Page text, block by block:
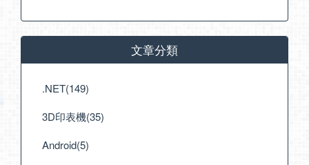
文章分類
.NET(149)
3D印表機(35)
Android(5)